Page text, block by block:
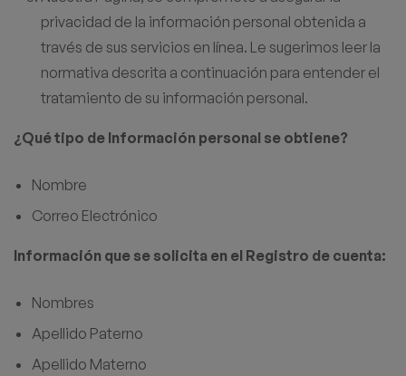
privacidad de la información personal obtenida a
través de sus servicios en línea. Le sugerimos leer la
normativa descrita a continuación para entender el
tratamiento de su información personal.
¿Qué tipo de Información personal se obtiene?
Nombre
Correo Electrónico
Información que se solicita en el Registro de cuenta:
Nombres
Apellido Paterno
Apellido Materno